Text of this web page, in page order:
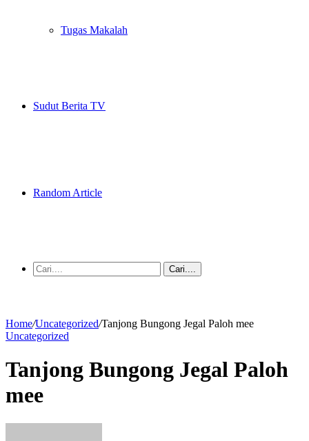
Tugas Makalah
Sudut Berita TV
Random Article
Cari....
Home/Uncategorized/Tanjong Bungong Jegal Paloh mee
Uncategorized
Tanjong Bungong Jegal Paloh
mee